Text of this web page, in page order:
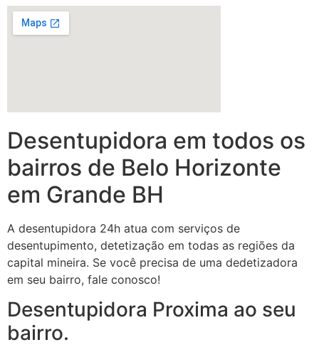
Desentupidora em todos os
bairros de Belo Horizonte
em Grande BH
A desentupidora 24h atua com serviços de
desentupimento, detetização em todas as regiões da
capital mineira. Se você precisa de uma dedetizadora
em seu bairro, fale conosco!
Desentupidora Proxima ao seu
bairro.